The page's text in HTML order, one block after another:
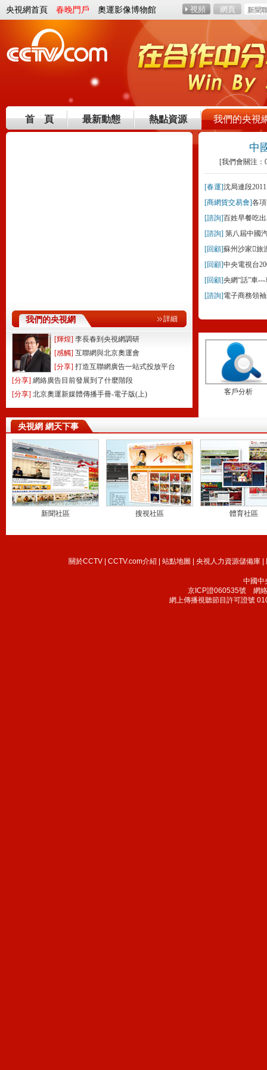
央視網首頁 春晚門戶 奧運影像博物館
首 頁 最新動態 熱點資源 我們的央視
詳細
我們的央視網
[輝煌] 李長春到央視網調研
[感觸] 互聯網與北京奧運會
[分享] 打造互聯網廣告一站式投放平台
[分享] 網絡廣告目前發展到了什麼階段
[分享] 北京奧運新媒體傳播手冊-電子版(上)
中
[我們會關注：
[春運]沈局連段
[商網貨交易會]各
[諮詢]百姓早餐吃
[諮詢] 第八屆中國
[回顧]蘇州沙家旅
[回顧]中央電視台
[回顧]央網“話”車
[諮詢]電子商務領
客戶分析
央視網 網天下事
新聞社區 搜視社區 體育社區
關於CCTV| CCTV.com介紹| 站點地圖 央視人力資源儲備庫|
中國中
京ICP證060535號網絡
網上傳播視聽節目許可證號